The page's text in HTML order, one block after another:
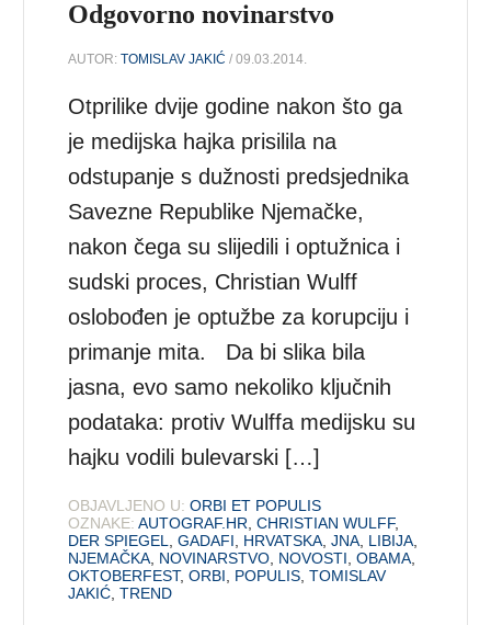
Odgovorno novinarstvo
AUTOR:TOMISLAV JAKIĆ / 09.03.2014.
Otprilike dvije godine nakon što ga
je medijska hajka prisilila na
odstupanje s dužnosti predsjednika
Savezne Republike Njemačke,
nakon čega su slijedili i optužnica i
sudski proces, Christian Wulff
oslobođen je optužbe za korupciju i
primanje mita. Da bi slika bila
jasna, evo samo nekoliko ključnih
podataka: protiv Wulffa medijsku su
hajku vodili bulevarski […]
OBJAVLJENO U: ORBI ET POPULIS
OZNAKE: AUTOGRAF.HR ,CHRISTIAN WULFF,
DER SPIEGEL
,GADAFI HRVATSKA ,JNA LIBIJA
NJEMAČKA NOVINARSTVO NOVOSTI ,OBAMA
OKTOBERFEST,ORBI POPULIS ,TOMISLAV
JAKIĆ ,TREND